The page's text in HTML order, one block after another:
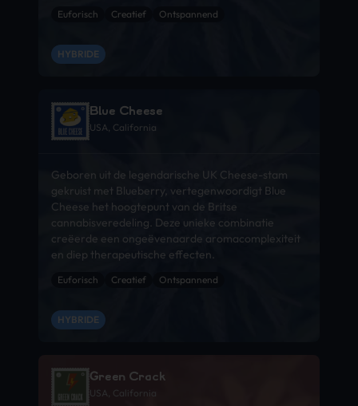
Euforisch Creatief Ontspannend
HYBRIDE
Blue Cheese
USA, California
Geboren uit de legendarische UK Cheese-stam
gekruist met Blueberry, vertegenwoordigt Blue
Cheese het hoogtepunt van de Britse
cannabisveredeling. Deze unieke combinatie
creëerde een ongeëvenaarde aromacomplexiteit
en diep therapeutische effecten.
Euforisch Creatief Ontspannend
HYBRIDE
Green Crack
USA, California